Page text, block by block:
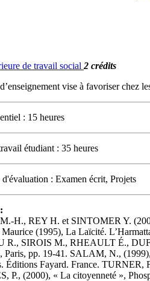
de travail social 2 crédits
vise à favoriser chez
: 15 heures
étudiant : 35 heures
: Examen écrit, Projets
H., REY H. et SINTOMER Y.
(1995), La Laïcité.
R., SIROIS M., RHEAULT É.,
Paris, pp. 19-41. SALAM, N.,
Éditions Fayard. France. TURNER,
P., (2000), « La citoyenneté »,